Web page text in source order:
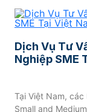
Dịch Vụ Tư
Nghiệp SME
Tại Việt Nam, các
Small and